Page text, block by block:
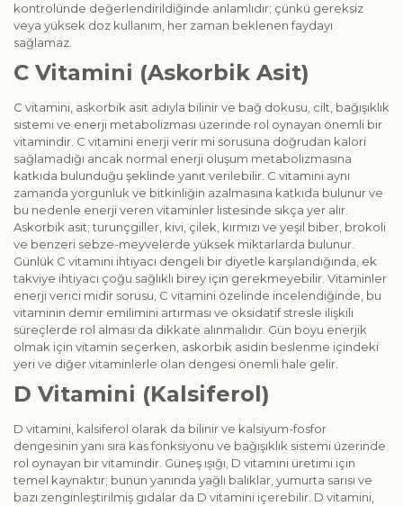
kontrolünde değerlendirildiğinde anlamlıdır; çünkü gereksiz
veya yüksek doz kullanım, her zaman beklenen faydayı
sağlamaz.
C Vitamini (Askorbik Asit)
C vitamini, askorbik asit adıyla bilinir ve bağ dokusu, cilt, bağışıklık
sistemi ve enerji metabolizması üzerinde rol oynayan önemli bir
vitamindir. C vitamini enerji verir mi sorusuna doğrudan kalori
sağlamadığı ancak normal enerji oluşum metabolizmasına
katkıda bulunduğu şeklinde yanıt verilebilir. C vitamini aynı
zamanda yorgunluk ve bitkinliğin azalmasına katkıda bulunur ve
bu nedenle enerji veren vitaminler listesinde sıkça yer alır.
Askorbik asit; turunçgiller, kivi, çilek, kırmızı ve yeşil biber, brokoli
ve benzeri sebze-meyvelerde yüksek miktarlarda bulunur.
Günlük C vitamini ihtiyacı dengeli bir diyetle karşılandığında, ek
takviye ihtiyacı çoğu sağlıklı birey için gerekmeyebilir. Vitaminler
enerji verici midir sorusu, C vitamini özelinde incelendiğinde, bu
vitaminin demir emilimini artırması ve oksidatif stresle ilişkili
süreçlerde rol alması da dikkate alınmalıdır. Gün boyu enerjik
olmak için vitamin seçerken, askorbik asidin beslenme içindeki
yeri ve diğer vitaminlerle olan dengesi önemli hale gelir.
D Vitamini (Kalsiferol)
D vitamini, kalsiferol olarak da bilinir ve kalsiyum-fosfor
dengesinin yanı sıra kas fonksiyonu ve bağışıklık sistemi üzerinde
rol oynayan bir vitamindir. Güneş ışığı, D vitamini üretimi için
temel kaynaktır; bunun yanında yağlı balıklar, yumurta sarısı ve
bazı zenginleştirilmiş gıdalar da D vitamini içerebilir. D vitamini,